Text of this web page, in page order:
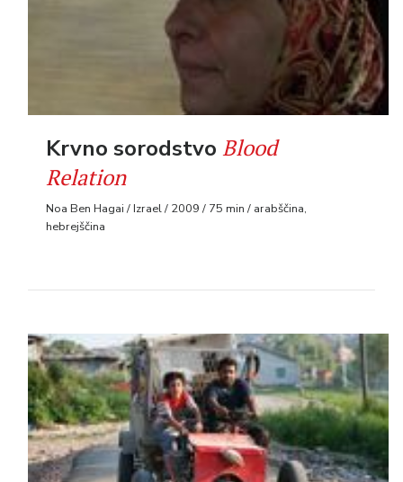
Krvno sorodstvo Blood
Relation
Noa Ben Hagai / Izrael / 2009 / 75 min / arabščina,
hebrejščina